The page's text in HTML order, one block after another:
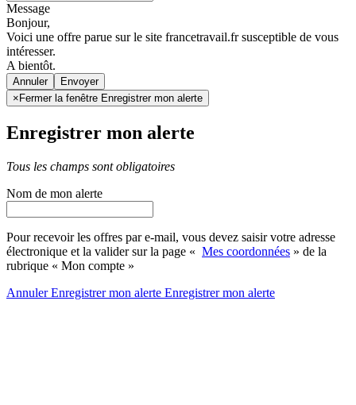
Message
Bonjour,
Voici une offre parue sur le site francetravail.fr susceptible de vous
intéresser.
A bientôt.
Annuler
× Fermer la fenêtre Enregistrer mon alerte
Enregistrer mon alerte
Tous les champs sont obligatoires
Nom de mon alerte
Pour recevoir les offres par e-mail, vous devez saisir votre adresse
électronique et la valider sur la page « Mes coordonnées » de la
rubrique « Mon compte »
AnnulerEnregistrer mon alerte Enregistrermon alerte